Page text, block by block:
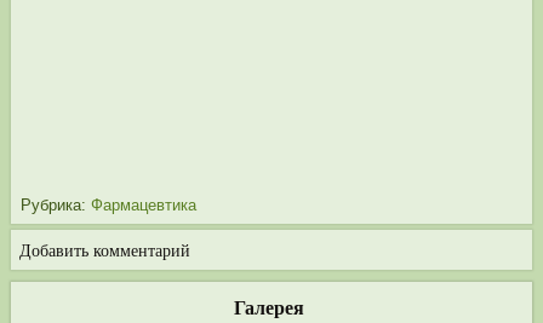
Рубрика: Фармацевтика
Добавить комментарий
Галерея